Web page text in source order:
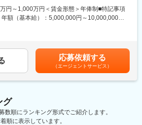
め、拠点（東京・大阪）の近くにお住まいで
わるよう業務管理を行う必要はありますが、裁
できます）
ほか、九州、中部、東北、海外在住の方もいま
で必要な時は大阪・東京等へ出張（宿泊も伴
す。
1~3回/年です。（海外出張はほとんどありませ
けた品質戦略の立案から資料作成・評価まで一
品開発の品質面を支える中核ポジションで
品質管理に関する資料の整備・評価・助言・
登録等
米製薬会社または外資系製薬会社がほとんどで
円～1,000万円＜賃金形態＞年俸制■特記事項
額（基本給）：5,000,000円～10,000,000円
選考を通じて上下する可能性があります。月給
含めた表記です。
応募依頼する
（エージェントサービス）
グ
数順にランキング形式でご紹介します。
順に表示しています。